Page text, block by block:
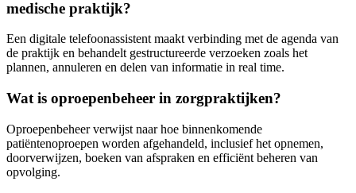
medische praktijk?
Een digitale telefoonassistent maakt verbinding met de agenda van
de praktijk en behandelt gestructureerde verzoeken zoals het
plannen, annuleren en delen van informatie in real time.
Wat is oproepenbeheer in zorgpraktijken?
Oproepenbeheer verwijst naar hoe binnenkomende
patiëntenoproepen worden afgehandeld, inclusief het opnemen,
doorverwijzen, boeken van afspraken en efficiënt beheren van
opvolging.